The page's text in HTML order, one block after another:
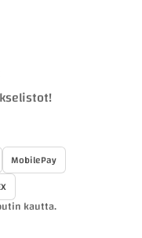
MobilePay
kautta.